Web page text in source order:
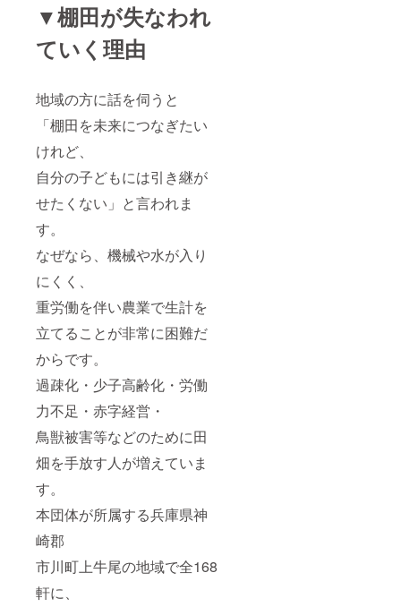
▼棚田が失なわれ
ていく理由
地域の方に話を伺うと
「棚田を未来につなぎたい
けれど、
自分の子どもには引き継が
せたくない」と言われま
す。
なぜなら、機械や水が入り
にくく、
重労働を伴い農業で生計を
立てることが非常に困難だ
からです。
過疎化・少子高齢化・労働
力不足・赤字経営・
鳥獣被害等などのために田
畑を手放す人が増えていま
す。
本団体が所属する兵庫県神
崎郡
市川町上牛尾の地域で全168
軒に、